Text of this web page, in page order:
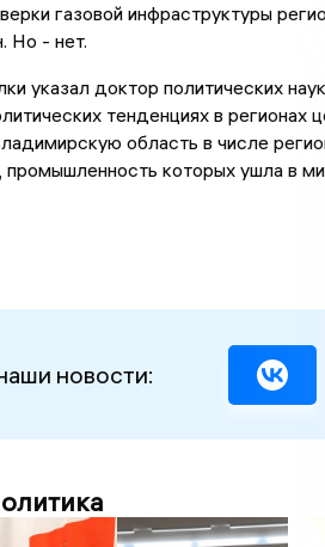
газовой инфраструктуры
Но - нет.
указал доктор политических
тенденциях в регионах
область в числе
промышленность которых ушла в
новости: